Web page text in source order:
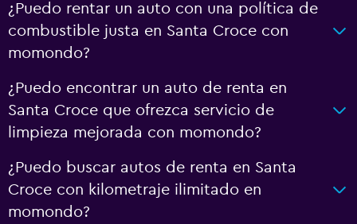
¿Puedo rentar un auto con una política de
combustible justa en Santa Croce con
momondo?
¿Puedo encontrar un auto de renta en
Santa Croce que ofrezca servicio de
limpieza mejorada con momondo?
¿Puedo buscar autos de renta en Santa
Croce con kilometraje ilimitado en
momondo?